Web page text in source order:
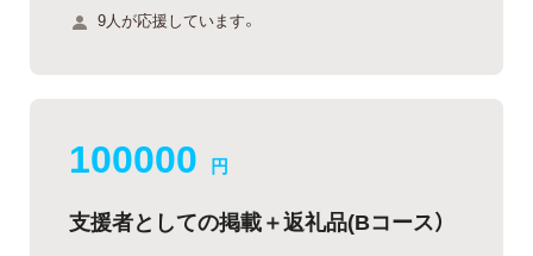
9人が応援しています。
100000 円
支援者としての掲載＋返礼品(Bコース）